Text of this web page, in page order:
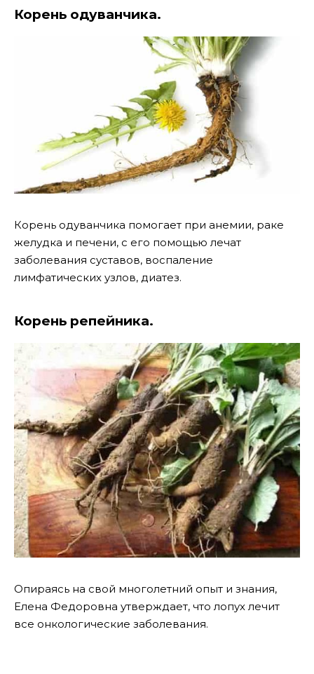
Корень одуванчика.
Корень одуванчика помогает при анемии, раке
желудка и печени, с его помощью лечат
заболевания суставов, воспаление
лимфатических узлов, диатез.
Корень репейника.
Опираясь на свой многолетний опыт и знания,
Елена Федоровна утверждает, что лопух лечит
все онкологические заболевания.